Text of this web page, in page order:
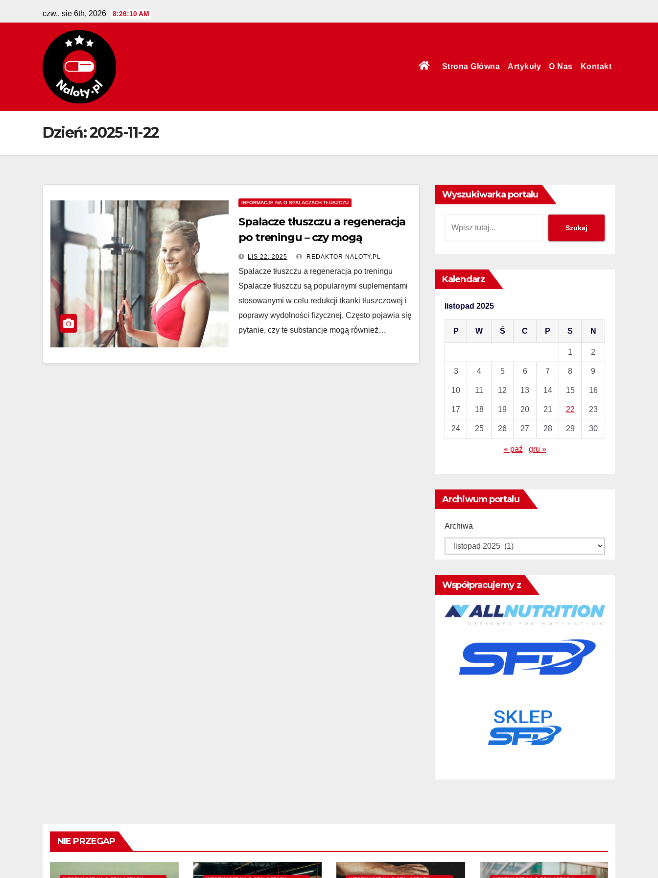
to
czw.. sie 6th, 2026 8:26:10 AM
Strona Główna Artykuły O Nas Kontakt
Dzień:2025-11-22
INFORMACJE NA O SPALACZACH TŁUSZCZU
Spalacze tłuszczu a regeneracja
po treningu – czy mogą
wspomagać odbudowę mięśni?
LIS 22, 2025 REDAKTOR NALOTY.PL
Spalacze tłuszczu a regeneracja po treningu
Spalacze tłuszczu są popularnymi suplementami
stosowanymi w celu redukcji tkanki tłuszczowej i
poprawy wydolności fizycznej. Często pojawia się
pytanie, czy te substancje mogą również…
Wyszukiwarka portalu
Szukaj Szukaj
Kalendarz
listopad 2025
P W Ś C P S N
1 2
3 4 5 6 7 8 9
10 11 12 13 14 15 16
17 18 19 20 21 22 23
24 25 26 27 28 29 30
« paź gru »
Archiwum portalu
Archiwa
Współpracujemy z
NIE PRZEGAP